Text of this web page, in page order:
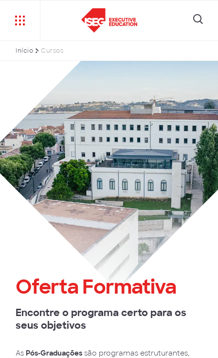
Início Cursos
Oferta Formativa
Encontre o programa certo para os
seus objetivos
As Pós-Graduações são programas estruturantes,